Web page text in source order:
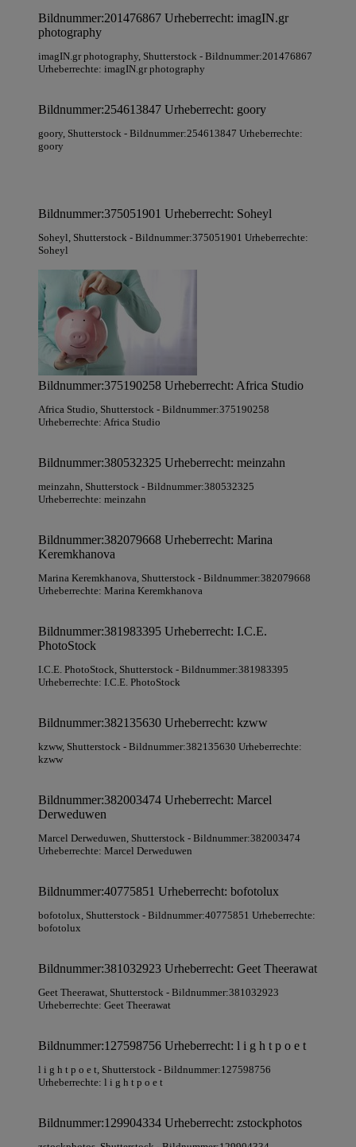
Bildnummer:201476867 Urheberrecht: imagIN.gr
photography
imagIN.gr photography, Shutterstock - Bildnummer:201476867
Urheberrechte: imagIN.gr photography
Bildnummer:254613847 Urheberrecht: goory
goory, Shutterstock - Bildnummer:254613847 Urheberrechte:
goory
Bildnummer:375051901 Urheberrecht: Soheyl
Soheyl, Shutterstock - Bildnummer:375051901 Urheberrechte:
Soheyl
Bildnummer:375190258 Urheberrecht: Africa Studio
Africa Studio, Shutterstock - Bildnummer:375190258
Urheberrechte: Africa Studio
Bildnummer:380532325 Urheberrecht: meinzahn
meinzahn, Shutterstock - Bildnummer:380532325
Urheberrechte: meinzahn
Bildnummer:382079668 Urheberrecht: Marina
Keremkhanova
Marina Keremkhanova, Shutterstock - Bildnummer:382079668
Urheberrechte: Marina Keremkhanova
Bildnummer:381983395 Urheberrecht: I.C.E.
PhotoStock
I.C.E. PhotoStock, Shutterstock - Bildnummer:381983395
Urheberrechte: I.C.E. PhotoStock
Bildnummer:382135630 Urheberrecht: kzww
kzww, Shutterstock - Bildnummer:382135630 Urheberrechte:
kzww
Bildnummer:382003474 Urheberrecht: Marcel
Derweduwen
Marcel Derweduwen, Shutterstock - Bildnummer:382003474
Urheberrechte: Marcel Derweduwen
Bildnummer:40775851 Urheberrecht: bofotolux
bofotolux, Shutterstock - Bildnummer:40775851 Urheberrechte:
bofotolux
Bildnummer:381032923 Urheberrecht: Geet Theerawat
Geet Theerawat, Shutterstock - Bildnummer:381032923
Urheberrechte: Geet Theerawat
Bildnummer:127598756 Urheberrecht: l i g h t p o e t
l i g h t p o e t, Shutterstock - Bildnummer:127598756
Urheberrechte: l i g h t p o e t
Bildnummer:129904334 Urheberrecht: zstockphotos